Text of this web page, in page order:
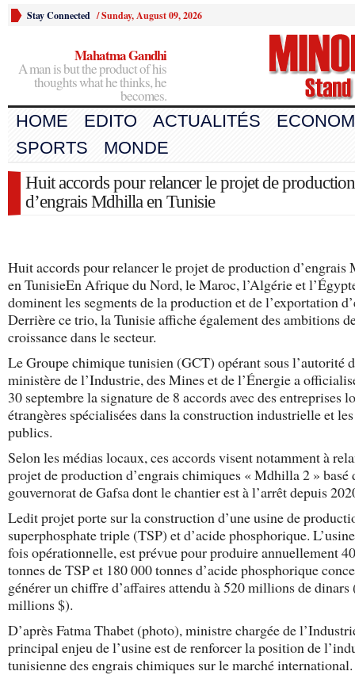
Stay Connected /Sunday, August 09, 2026
Mahatma Gandhi
A man is but the product of his
thoughts what he thinks, he
becomes.
HOME EDITO ACTUALITÉS
SPORTS
MONDE
Huit accords pour relancer le projet de production
d’engrais Mdhilla en Tunisie
Huit accords pour relancer le projet de production d’engrais
en TunisieEn Afrique du Nord, le Maroc, l’Algérie et
dominent les segments de la production et de l’exportation
Derrière ce trio, la Tunisie affiche également des ambitions
croissance dans le secteur.
Le Groupe chimique tunisien (GCT) opérant sous l’autorité
ministère de l’Industrie, des Mines et de l’Énergie a
30 septembre la signature de 8 accords avec des entreprises
étrangères spécialisées dans la construction industrielle et
publics.
Selon les médias locaux, ces accords visent notamment à
projet de production d’engrais chimiques « Mdhilla 2 » basé
gouvernorat de Gafsa dont le chantier est à l’arrêt depuis
Ledit projet porte sur la construction d’une usine de
superphosphate triple (TSP) et d’acide phosphorique.
fois opérationnelle, est prévue pour produire annuellement
tonnes de TSP et 180 000 tonnes d’acide phosphorique
générer un chiffre d’affaires attendu à 520 millions de dinars
millions $).
D’après Fatma Thabet (photo), ministre chargée de
principal enjeu de l’usine est de renforcer la position de
tunisienne des engrais chimiques sur le marché international.